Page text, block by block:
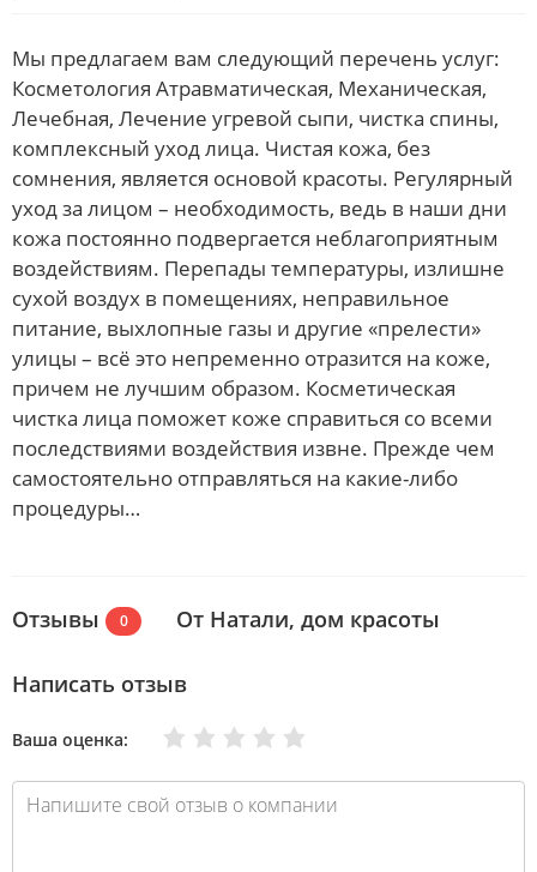
Мы предлагаем вам следующий перечень услуг:
Косметология Атравматическая, Механическая,
Лечебная, Лечение угревой сыпи, чистка спины,
комплексный уход лица. Чистая кожа, без
сомнения, является основой красоты. Регулярный
уход за лицом – необходимость, ведь в наши дни
кожа постоянно подвергается неблагоприятным
воздействиям. Перепады температуры, излишне
сухой воздух в помещениях, неправильное
питание, выхлопные газы и другие «прелести»
улицы – всё это непременно отразится на коже,
причем не лучшим образом. Косметическая
чистка лица поможет коже справиться со всеми
последствиями воздействия извне. Прежде чем
самостоятельно отправляться на какие-либо
процедуры…
Отзывы 0 От Натали, дом красоты
Написать отзыв
Ваша оценка: Отлично
Хорошо
Нормально
Плохо
Очень плохо